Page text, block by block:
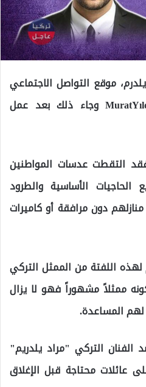
موقع التواصل الاجتماعي
تويتر تحت هاشتاغ #MuratYıldırım وجاء ذلك بعد عمل
التقطت عدسات المواطنين
الحاجيات الأساسية والطرود
دون مرافقة أو كاميرات
اللفتة من الممثل التركي
ممثلاً مشهوراً فهو لا يزال
لهم المساعدة.